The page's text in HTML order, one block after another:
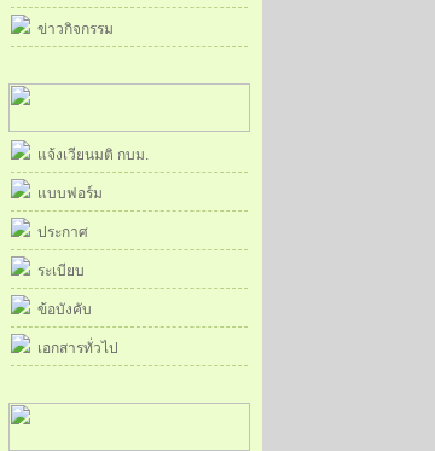
ข่าวกิจกรรม
แจ้งเวียนมติ กบม.
แบบฟอร์ม
ประกาศ
ระเบียบ
ข้อบังคับ
เอกสารทั่วไป